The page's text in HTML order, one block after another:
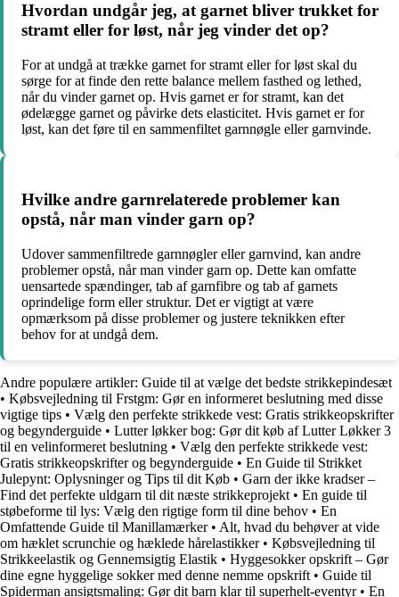
Hvordan undgår jeg, at garnet bliver trukket for
stramt eller for løst, når jeg vinder det op?
For at undgå at trække garnet for stramt eller for løst skal du
sørge for at finde den rette balance mellem fasthed og lethed,
når du vinder garnet op. Hvis garnet er for stramt, kan det
ødelægge garnet og påvirke dets elasticitet. Hvis garnet er for
løst, kan det føre til en sammenfiltet garnnøgle eller garnvinde.
Hvilke andre garnrelaterede problemer kan
opstå, når man vinder garn op?
Udover sammenfiltrede garnnøgler eller garnvind, kan andre
problemer opstå, når man vinder garn op. Dette kan omfatte
uensartede spændinger, tab af garnfibre og tab af garnets
oprindelige form eller struktur. Det er vigtigt at være
opmærksom på disse problemer og justere teknikken efter
behov for at undgå dem.
Andre populære artikler: Guide til at vælge det bedste strikkepindesæt
• Købsvejledning til Frstgm: Gør en informeret beslutning med disse
vigtige tips • Vælg den perfekte strikkede vest: Gratis strikkeopskrifter
og begynderguide • Lutter løkker bog: Gør dit køb af Lutter Løkker 3
til en velinformeret beslutning • Vælg den perfekte strikkede vest:
Gratis strikkeopskrifter og begynderguide • En Guide til Strikket
Julepynt: Oplysninger og Tips til dit Køb • Garn der ikke kradser –
Find det perfekte uldgarn til dit næste strikkeprojekt • En guide til
støbeforme til lys: Vælg den rigtige form til dine behov • En
Omfattende Guide til Manillamærker• Alt, hvad du behøver at vide
om hæklet scrunchie og hæklede hårelastikker• Købsvejledning til
Strikkeelastik og Gennemsigtig Elastik • Hyggesokker opskrift – Gør
dine egne hyggelige sokker med denne nemme opskrift • Guide til
Spiderman ansigtsmaling: Gør dit barn klar til superhelt-eventyr• En